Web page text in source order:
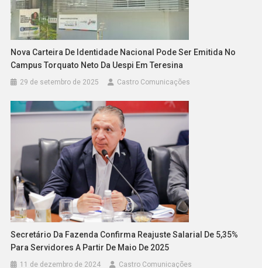
Nova Carteira De Identidade Nacional Pode Ser Emitida No
Campus Torquato Neto Da Uespi Em Teresina
29 de setembro de 2025 Castro Comunicações
Secretário Da Fazenda Confirma Reajuste Salarial De 5,35%
Para Servidores A Partir De Maio De 2025
11 de dezembro de 2024 Castro Comunicações